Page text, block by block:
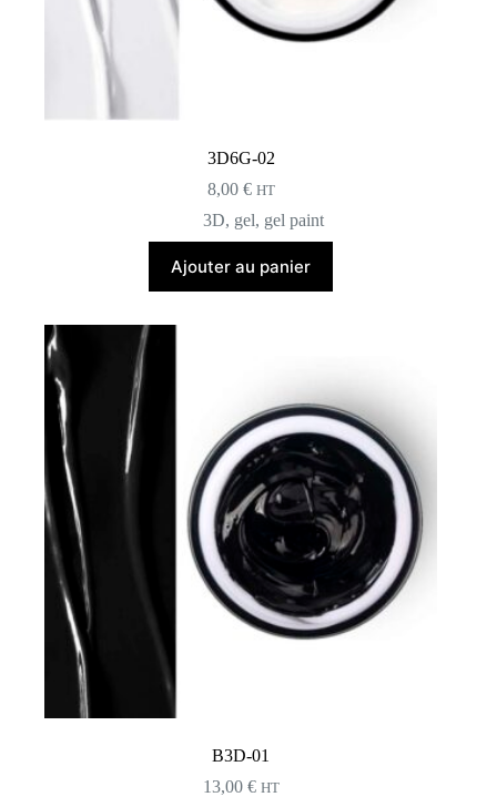
3D6G-02
8,00 € HT
3D, gel, gel paint
Ajouter au panier
B3D-01
13,00 € HT